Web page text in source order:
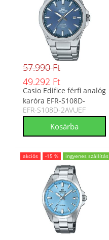
57.990 Ft
49.292 Ft
Casio Edifice férfi analóg
karóra EFR-S108D-
2AVUEF
EFR-S108D-2AVUEF
akciós -15 % ingyenes szállítás